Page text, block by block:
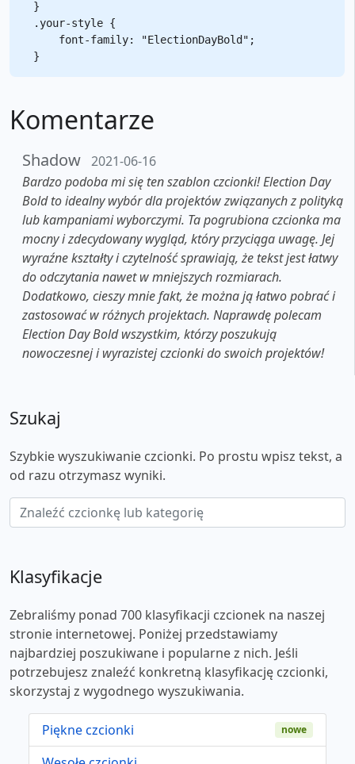
}
.your-style {
    font-family: "ElectionDayBold";
Komentarze
Shadow 2021-06-16
Bardzo podoba mi się ten szablon czcionki! Election Day
Bold to idealny wybór dla projektów związanych z polityką
lub kampaniami wyborczymi. Ta pogrubiona czcionka ma
mocny i zdecydowany wygląd, który przyciąga uwagę. Jej
wyraźne kształty i czytelność sprawiają, że tekst jest łatwy
do odczytania nawet w mniejszych rozmiarach.
Dodatkowo, cieszy mnie fakt, że można ją łatwo pobrać i
zastosować w różnych projektach. Naprawdę polecam
Election Day Bold wszystkim, którzy poszukują
nowoczesnej i wyrazistej czcionki do swoich projektów!
Szukaj
Szybkie wyszukiwanie czcionki. Po prostu wpisz tekst, a
od razu otrzymasz wyniki.
Klasyfikacje
Zebraliśmy ponad 700 klasyfikacji czcionek na naszej
stronie internetowej. Poniżej przedstawiamy
najbardziej poszukiwane i popularne z nich. Jeśli
potrzebujesz znaleźć konkretną klasyfikację czcionki,
skorzystaj z wygodnego wyszukiwania.
Piękne czcionki nowe